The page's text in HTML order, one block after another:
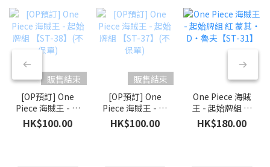
販售結束
[OP預訂] One
Piece 海賊王 - 起
始牌組 【ST-
38】(不保單)
HK$100.00
販售結束
[OP預訂] One
Piece 海賊王 - 起
始牌組 【ST-
37】(不保單)
HK$100.00
One Piece 海賊
王 - 起始牌組 紅
蒙其・D・魯夫
【ST-31】
HK$180.00